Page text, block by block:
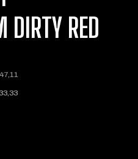
DIRTY RED